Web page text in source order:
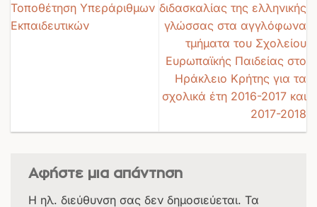
Τοποθέτηση Υπεράριθμων
Εκπαιδευτικών
διδασκαλίας της ελληνικής
γλώσσας στα αγγλόφωνα
τμήματα του Σχολείου
Ευρωπαϊκής Παιδείας στο
Ηράκλειο Κρήτης για τα
σχολικά έτη 2016-2017 και
2017-2018
Αφήστε μια απάντηση
Η ηλ. διεύθυνση σας δεν δημοσιεύεται. Τα